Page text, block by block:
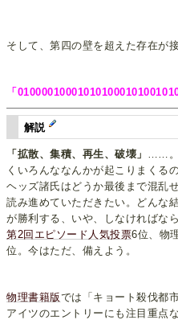
そして、第四の壁を超えた存在が
「
解説
「拡散、集積、再生、破壊」
……
くいろんななんかが起こりまくる
ヘッズ諸氏はどうか最後まで混乱
読み進めていただきたい。どんな
が勝利する、いや、しなければな
第2回エピソード人気投票6位、物
位。今はただ、備えよう。
物理書籍版では「キョート殺伐都
アイツのエントリーにも注目重点な